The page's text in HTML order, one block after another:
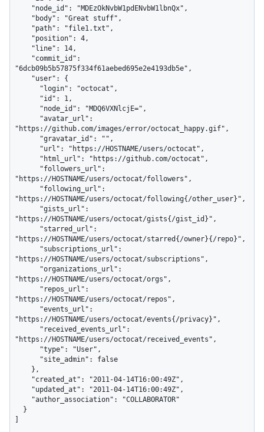
"6dcb09b5b57875f334f61aebed695e2e4193db5e",
"https://github.com/images/error/octocat_happy.gif",
"https://HOSTNAME/users/octocat/followers",
"https://HOSTNAME/users/octocat/following{/other_user}",
"https://HOSTNAME/users/octocat/gists{/gist_id}",
"https://HOSTNAME/users/octocat/starred{/owner}{/repo}",
"https://HOSTNAME/users/octocat/subscriptions",
"https://HOSTNAME/users/octocat/orgs",
"https://HOSTNAME/users/octocat/repos",
"https://HOSTNAME/users/octocat/events{/privacy}",
"https://HOSTNAME/users/octocat/received_events",